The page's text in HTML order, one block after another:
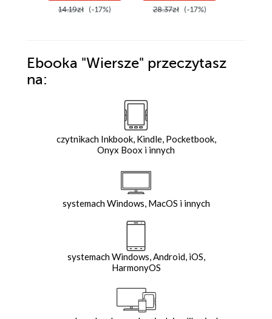
14.19zł (-17%) 28.37zł (-17%)
Ebooka "Wiersze" przeczytasz
na:
czytnikach Inkbook, Kindle, Pocketbook,
Onyx Boox i innych
systemach Windows, MacOS i innych
systemach Windows, Android, iOS,
HarmonyOS